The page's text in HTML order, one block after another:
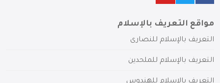
مواقع التعريف بالإسلام
التعريف بالإسلام للنصارى
التعريف بالإسلام للملحدين